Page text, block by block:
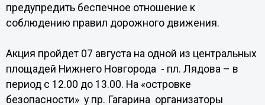
предупредить беспечное отношение к
соблюдению правил дорожного движения.
Акция пройдет 07 августа на одной из центральных
площадей Нижнего Новгорода - пл. Лядова – в
период с 12.00 до 13.00. На «островке
безопасности» у пр. Гагарина организаторы